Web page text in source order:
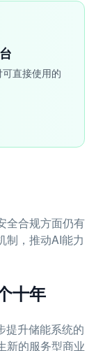
直接使用的
全合规方面仍有
制，推动AI能力
十年
提升储能系统的
新的服务型商业